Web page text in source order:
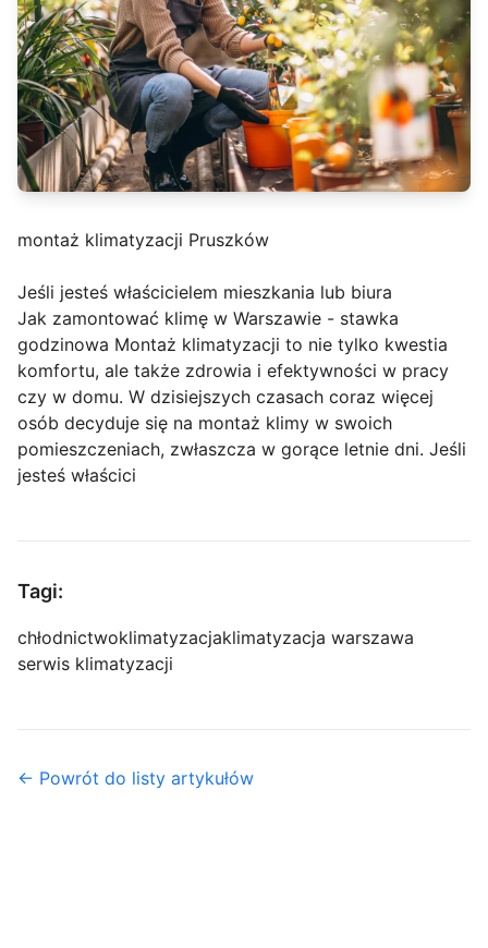
montaż klimatyzacji Pruszków
Jeśli jesteś właścicielem mieszkania lub biura
Jak zamontować klimę w Warszawie - stawka
godzinowa Montaż klimatyzacji to nie tylko kwestia
komfortu, ale także zdrowia i efektywności w pracy
czy w domu. W dzisiejszych czasach coraz więcej
osób decyduje się na montaż klimy w swoich
pomieszczeniach, zwłaszcza w gorące letnie dni. Jeśli
jesteś właścici
Tagi:
chłodnictwoklimatyzacjaklimatyzacja warszawa
serwis klimatyzacji
← Powrót do listy artykułów